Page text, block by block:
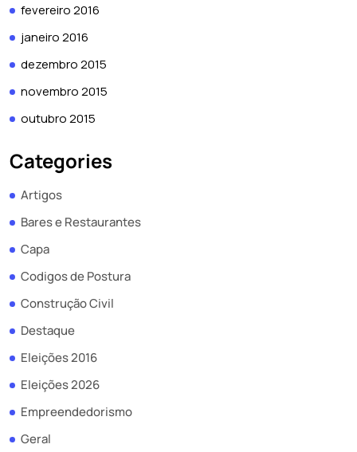
fevereiro 2016
janeiro 2016
dezembro 2015
novembro 2015
outubro 2015
Categories
Artigos
Bares e Restaurantes
Capa
Codigos de Postura
Construção Civil
Destaque
Eleições 2016
Eleições 2026
Empreendedorismo
Geral